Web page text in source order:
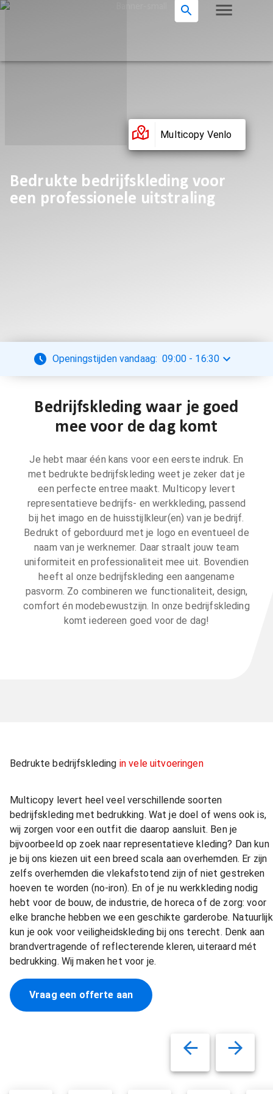
Multicopy Venlo
Bedrukte bedrijfskleding voor
een professionele uitstraling
Openingstijden vandaag: 09:00 - 16:30
Bedrijfskleding waar je goed
mee voor de dag komt
Je hebt maar één kans voor een eerste indruk. En
met bedrukte bedrijfskleding weet je zeker dat je
een perfecte entree maakt. Multicopy levert
representatieve bedrijfs- en werkkleding, passend
bij het imago en de huisstijlkleur(en) van je bedrijf.
Bedrukt of geborduurd met je logo en eventueel de
naam van je werknemer. Daar straalt jouw team
uniformiteit en professionaliteit mee uit. Bovendien
heeft al onze bedrijfskleding een aangename
pasvorm. Zo combineren we functionaliteit, design,
comfort én modebewustzijn. In onze bedrijfskleding
komt iedereen goed voor de dag!
Bedrukte bedrijfskleding in vele uitvoeringen
Multicopy levert heel veel verschillende soorten
bedrijfskleding met bedrukking. Wat je doel of wens ook is,
wij zorgen voor een outfit die daarop aansluit. Ben je
bijvoorbeeld op zoek naar representatieve kleding? Dan kun
je bij ons kiezen uit een breed scala aan overhemden. Er zijn
zelfs overhemden die vlekafstotend zijn of niet gestreken
hoeven te worden (no-iron). En of je nu werkkleding nodig
hebt voor de bouw, de industrie, de horeca of de zorg: voor
elke branche hebben we een geschikte garderobe. Natuurlijk
kun je ook voor veiligheidskleding bij ons terecht. Denk aan
brandvertragende of reflecterende kleren, uiteraard mét
bedrukking. Wij maken het voor je.
Vraag een offerte aan